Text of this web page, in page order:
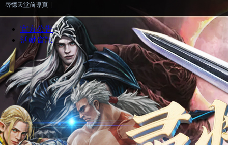
尋憶天堂前導頁